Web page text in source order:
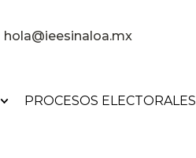
hola@ieesinaloa.mx
PROCESOS ELECTORALES